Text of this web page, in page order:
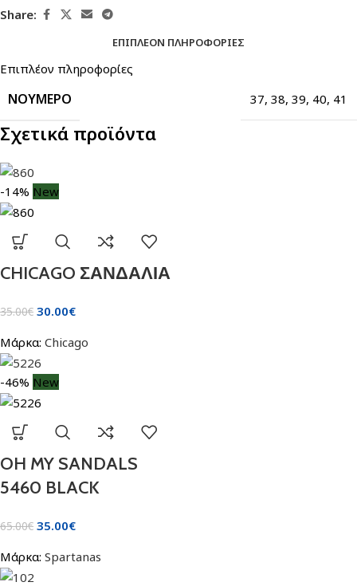
Share:
ΕΠΙΠΛΈΟΝ ΠΛΗΡΟΦΟΡΊΕΣ
Επιπλέον πληροφορίες
ΝΟΎΜΕΡΟ 37, 38, 39, 40, 41
Σχετικά προϊόντα
-14% New
CHICAGO ΣΑΝΔΑΛΙΑ
35.00€ 30.00€
Μάρκα: Chicago
-46% New
OH MY SANDALS
5460 BLACK
65.00€ 35.00€
Μάρκα: Spartanas